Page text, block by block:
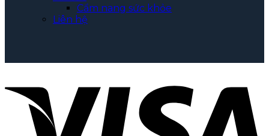
Cẩm nang sức khỏe
Liên hệ